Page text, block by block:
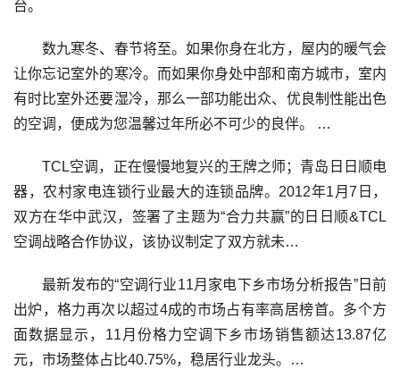
台。
数九寒冬、春节将至。如果你身在北方，屋内的暖气会
让你忘记室外的寒冷。而如果你身处中部和南方城市，室内
有时比室外还要湿冷，那么一部功能出众、优良制性能出色
的空调，便成为您温馨过年所必不可少的良伴。 …
TCL空调，正在慢慢地复兴的王牌之师；青岛日日顺电
器，农村家电连锁行业最大的连锁品牌。2012年1月7日，
双方在华中武汉，签署了主题为“合力共赢”的日日顺&TCL
空调战略合作协议，该协议制定了双方就未…
最新发布的“空调行业11月家电下乡市场分析报告”日前
出炉，格力再次以超过4成的市场占有率高居榜首。多个方
面数据显示，11月份格力空调下乡市场销售额达13.87亿
元，市场整体占比40.75%，稳居行业龙头。…